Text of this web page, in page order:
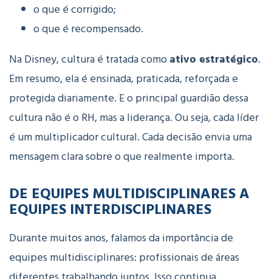
o que é corrigido;
o que é recompensado.
Na Disney, cultura é tratada comoativo estratégico.
Em resumo, ela é ensinada, praticada, reforçada e
protegida diariamente. E o principal guardião dessa
cultura não é o RH, mas a liderança.Ou seja, cada líder
é um multiplicador cultural. Cada decisão envia uma
mensagem clara sobre o que realmente importa.
DE EQUIPES MULTIDISCIPLINARES A
EQUIPES INTERDISCIPLINARES
Durante muitos anos, falamos da importância de
equipes multidisciplinares: profissionais de áreas